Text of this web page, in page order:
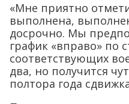
«Мне приятно
выполнена,
досрочно. Мы
график «вправо» по
соответствующих
два, но получится
полтора года